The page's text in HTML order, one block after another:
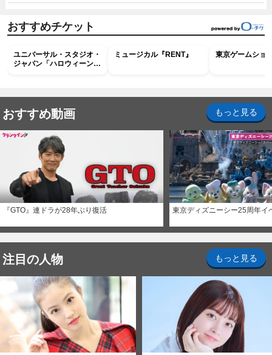
おすすめチケット
ユニバーサル・スタジオ・
ジャパン「ハロウィーン・
ミュージカル『RENT』 東京ゲームショ
おすすめ動画 もっと見る
『GTO』連ドラが28年ぶり復活 東京ディズニーシー25周年イ
注目の人物 もっと見る